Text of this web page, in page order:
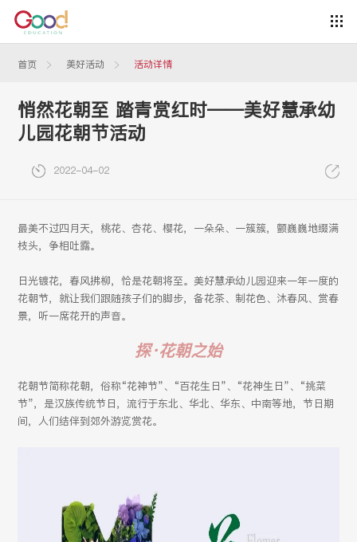
首页 美好活动 活动详情
悄然花朝至 踏青赏红时——美好慧承幼
儿园花朝节活动
2022-04-02
最美不过四月天，桃花、杏花、樱花，一朵朵、一簇簇，颤巍巍地缀满
枝头，争相吐露。
日光镀花，春风拂柳，恰是花朝将至。美好慧承幼儿园迎来一年一度的
花朝节，就让我们跟随孩子们的脚步，备花茶、制花色、沐春风、赏春
景，听一席花开的声音。
探·花朝之始
花朝节简称花朝，俗称“花神节”、“百花生日”、“花神生日”、“挑菜
节”，是汉族传统节日，流行于东北、华北、华东、中南等地，节日期
间，人们结伴到郊外游览赏花。